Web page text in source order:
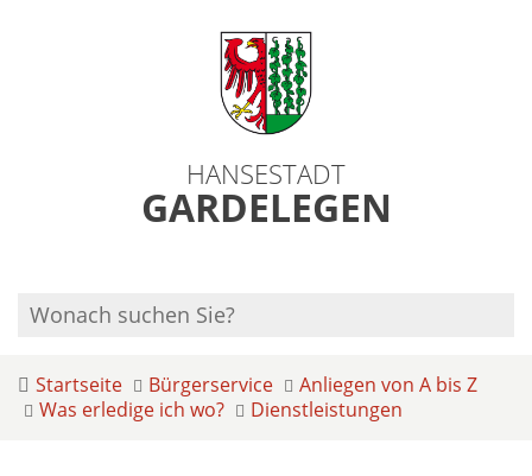
HANSESTADT
GARDELEGEN
Startseite Bürgerservice
Anliegen von A bis Z
Was erledige ich wo?
Dienstleistungen